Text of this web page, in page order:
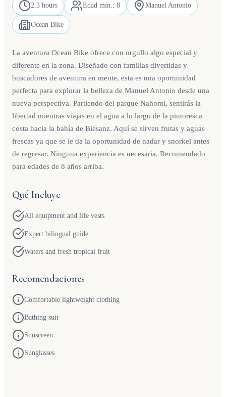
2.3 hours Edad mín.: 8 Manuel Antonio
Ocean Bike
La aventura Ocean Bike ofrece con orgullo algo especial y
diferente en la zona. Diseñado con familias divertidas y
buscadores de aventura en mente, esta es una oportunidad
perfecta para explorar la belleza de Manuel Antonio desde una
nueva perspectiva. Partiendo del parque Nahomi, sentirás la
libertad mientras viajas en el agua a lo largo de la pintoresca
costa hacia la bahía de Biesanz. Aquí se sirven frutas y aguas
frescas ya que se le da la oportunidad de nadar y snorkel antes
de regresar. Ninguna experiencia es necesaria. Recomendado
para edades de 8 años arriba.
Qué Incluye
All equipment and life vests
Expert bilingual guide
Waters and fresh tropical fruit
Recomendaciones
Comfortable lightweight clothing
Bathing suit
Sunscreen
Sunglasses